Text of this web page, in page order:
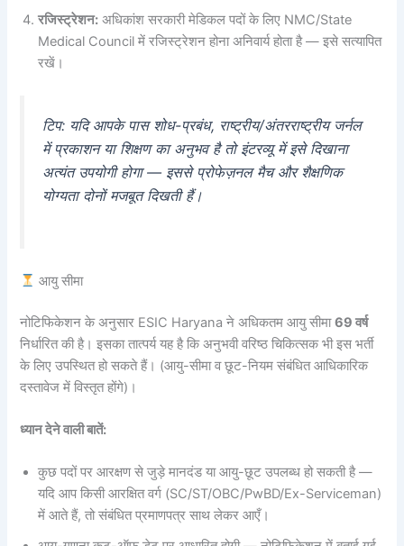
रजिस्ट्रेशन: अधिकांश सरकारी मेडिकल पदों के लिए NMC/State
Medical Council में रजिस्ट्रेशन होना अनिवार्य होता है — इसे सत्यापित
रखें।
टिप: यदि आपके पास शोध-प्रबंध, राष्ट्रीय/अंतरराष्ट्रीय जर्नल
में प्रकाशन या शिक्षण का अनुभव है तो इंटरव्यू में इसे दिखाना
अत्यंत उपयोगी होगा — इससे प्रोफेज़नल मैच और शैक्षणिक
योग्यता दोनों मजबूत दिखती हैं।
आयु सीमा
नोटिफिकेशन के अनुसार ESIC Haryana ने अधिकतम आयु सीमा69 वर्ष
निर्धारित की है। इसका तात्पर्य यह है कि अनुभवी वरिष्ठ चिकित्सक भी इस भर्ती
के लिए उपस्थित हो सकते हैं। (आयु-सीमा व छूट-नियम संबंधित आधिकारिक
दस्तावेज में विस्तृत होंगे)।
ध्यान देने वाली बातें:
कुछ पदों पर आरक्षण से जुड़े मानदंड या आयु-छूट उपलब्ध हो सकती है —
यदि आप किसी आरक्षित वर्ग (SC/ST/OBC/PwBD/Ex-Serviceman)
में आते हैं, तो संबंधित प्रमाणपत्र साथ लेकर आएँ।